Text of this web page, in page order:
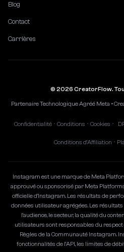
Blog
Contact
Carrières
© 2026 CreatorFlow.
Partenaire Technologique Agréé Meta •
Confidentialité • Conditions • Cookies •
Conditions d'Affiliation •
Instagram est une marque de Meta
approuvé ou sponsorisé par Meta
officielle d'Instagram. Les résultats de
données utilisateur agrégées. Les
l'audience, le secteur, la qualité du
utilisateurs sont responsables du
Règles de la Communauté Instagram.
fonctionnalités de l'API, les limites de